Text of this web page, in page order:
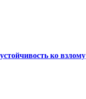
ко взлому